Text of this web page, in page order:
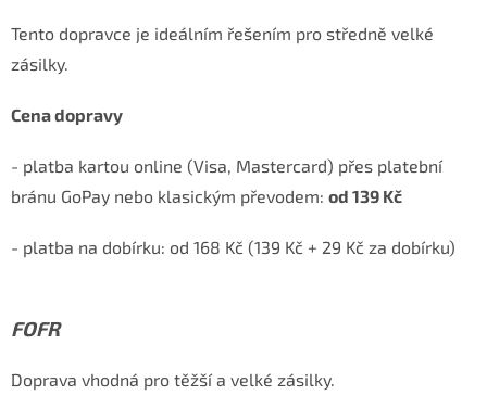
Tento dopravce je ideálním řešením pro středně velké
zásilky.
Cena dopravy
- platba kartou online (Visa, Mastercard) přes platební
bránu GoPay nebo klasickým převodem: od 139 Kč
- platba na dobírku: od 168 Kč (139 Kč + 29 Kč za dobírku)
FOFR
Doprava vhodná pro těžší a velké zásilky.